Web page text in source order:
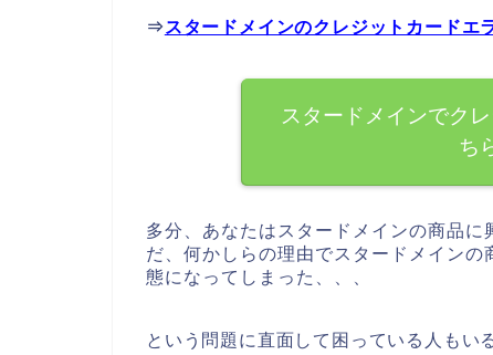
⇒ スタードメインのクレジットカードエ
スタードメインでク
ち
多分、あなたはスタードメインの商品
だ、何かしらの理由でスタードメイン
態になってしまった、、、
という問題に直面して困っている人もい